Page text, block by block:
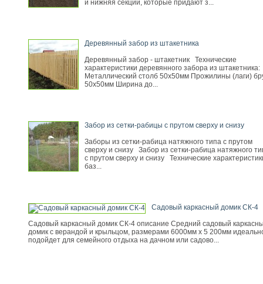
и нижняя секции, которые придают з...
Деревянный забор из штакетника
Деревянный забор - штакетник Технические
характеристики деревянного забора из штакетника:
Металлический столб 50х50мм Прожилины (лаги)
50х50мм Ширина до...
Забор из сетки-рабицы с прутом сверху и снизу
Заборы из сетки-рабица натяжного типа с прутом
сверху и снизу Забор из сетки-рабица натяжного
с прутом сверху и снизу Технические
баз...
Садовый каркасный домик СК-4
Садовый каркасный домик СК-4 описание Средний садовый
домик с верандой и крыльцом, размерами 6000мм х 5 200мм
подойдет для семейного отдыха на дачном или садово...